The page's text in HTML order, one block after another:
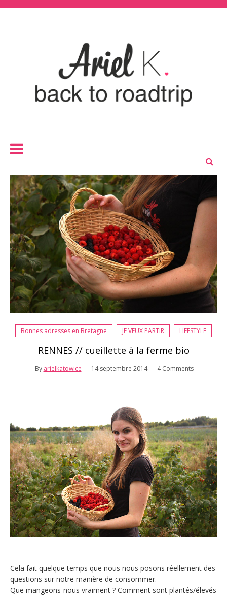
Bonnes adresses en Bretagne JE VEUX PARTIR LIFESTYLE
RENNES // cueillette à la ferme bio
By arielkatowice 14 septembre 2014 4 Comments
Cela fait quelque temps que nous nous posons réellement des
questions sur notre manière de consommer.
Que mangeons-nous vraiment ? Comment sont plantés/élevés